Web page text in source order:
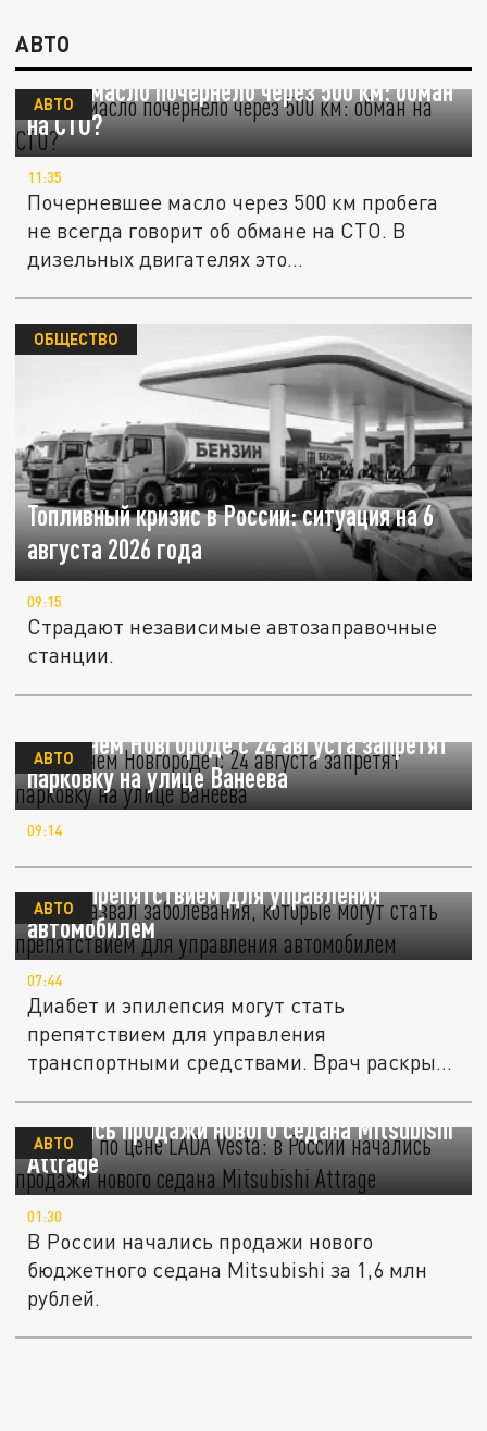
АВТО
Новое масло почернело через 500 км: обман
на СТО?
АВТО
11:35
Почерневшее масло через 500 км пробега
не всегда говорит об обмане на СТО. В
дизельных двигателях это...
Топливный кризис в России: ситуация на 6
августа 2026 года
ОБЩЕСТВО
09:15
Страдают независимые автозаправочные
станции.
В Нижнем Новгороде с 24 августа запретят
парковку на улице Ванеева
АВТО
09:14
Врач назвал заболевания, которые могут
стать препятствием для управления
автомобилем
АВТО
07:44
Диабет и эпилепсия могут стать
препятствием для управления
транспортными средствами. Врач раскрыл
Японец по цене LADA Vesta: в России
начались продажи нового седана Mitsubishi
Attrage
АВТО
01:30
В России начались продажи нового
бюджетного седана Mitsubishi за 1,6 млн
рублей.